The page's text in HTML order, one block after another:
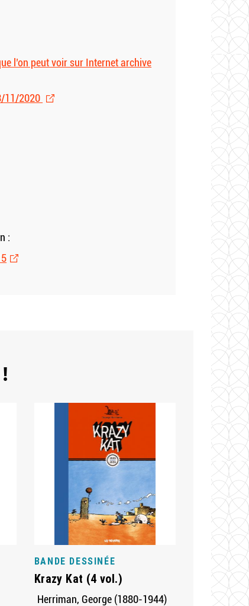
l’on peut voir sur Internet archive
11/2020
:
BANDE DESSINÉE
Krazy Kat (4 vol.)
Herriman, George (1880-1944)